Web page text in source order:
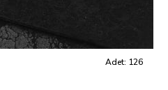
Adet: 126